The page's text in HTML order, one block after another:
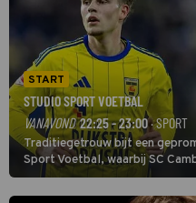
START
STUDIO SPORT VOETBAL
VANAVOND 22:25 - 23:00· SPORT
Traditiegetrouw bijt een
Sport Voetbal, waarbij SC
eerste wedstrijd van het
oefenmeester is Johan Plat